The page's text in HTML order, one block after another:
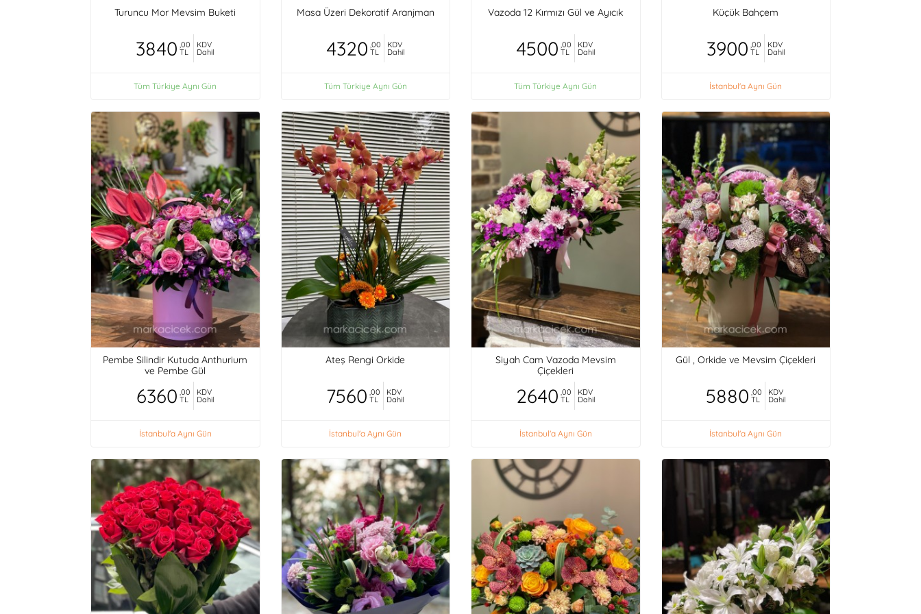
Turuncu Mor Mevsim Buketi
3840 ,00
TL
KDV
Dahil
Tüm Türkiye Aynı Gün
Masa Üzeri Dekoratif Aranjman
4320 ,00
TL
KDV
Dahil
Tüm Türkiye Aynı Gün
Vazoda 12 Kırmızı Gül ve Ayıcık
4500 ,00
TL
KDV
Dahil
Tüm Türkiye Aynı Gün
Küçük Bahçem
3900 ,00
TL
KDV
Dahil
İstanbul'a Aynı Gün
Pembe Silindir Kutuda Anthurium
ve Pembe Gül
6360 ,00
TL
KDV
Dahil
İstanbul'a Aynı Gün
Ateş Rengi Orkide
7560 ,00
TL
KDV
Dahil
İstanbul'a Aynı Gün
Siyah Cam Vazoda Mevsim
Çiçekleri
2640 ,00
TL
KDV
Dahil
İstanbul'a Aynı Gün
Gül , Orkide ve Mevsim Çiçekleri
5880 ,00
TL
KDV
Dahil
İstanbul'a Aynı Gün